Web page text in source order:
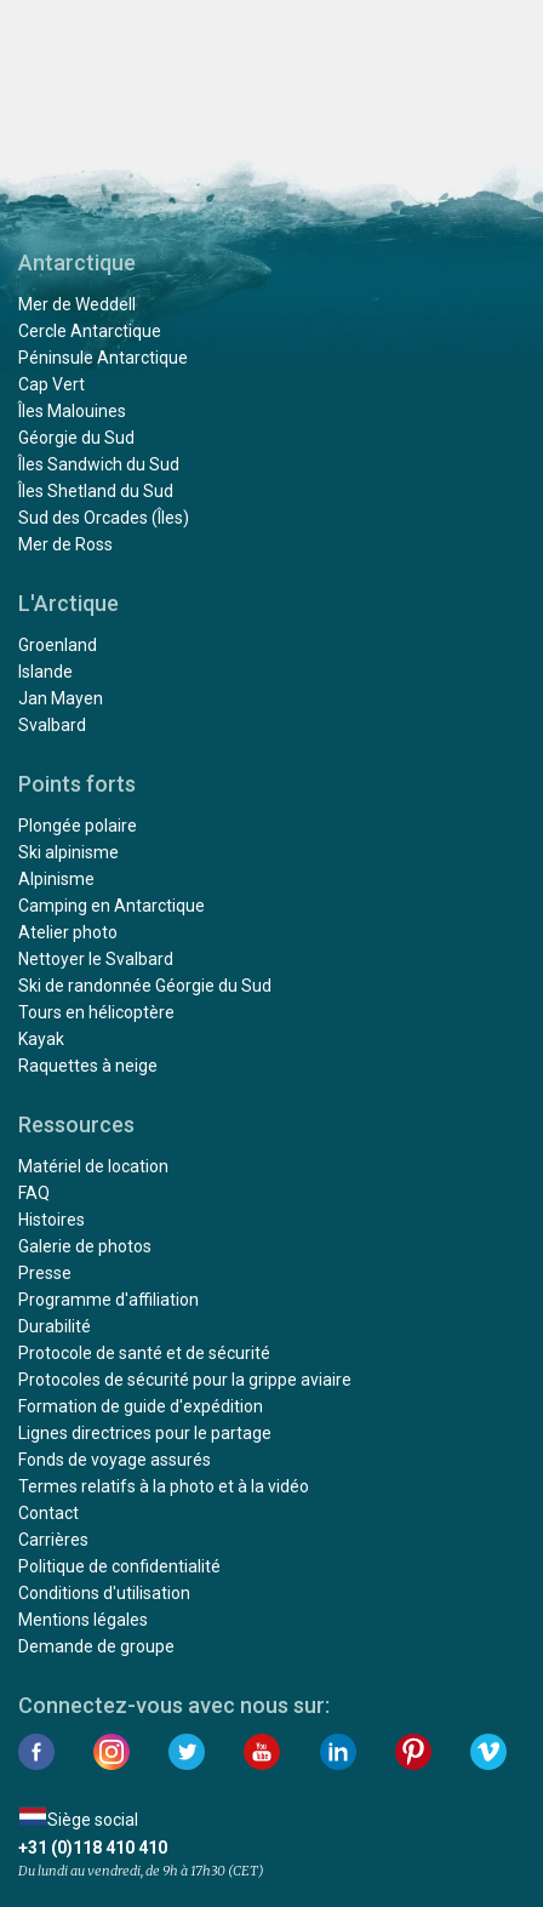
Antarctique
Mer de Weddell
Cercle Antarctique
Péninsule Antarctique
Cap Vert
Îles Malouines
Géorgie du Sud
Îles Sandwich du Sud
Îles Shetland du Sud
Sud des Orcades (Îles)
Mer de Ross
L'Arctique
Groenland
Islande
Jan Mayen
Svalbard
Points forts
Plongée polaire
Ski alpinisme
Alpinisme
Camping en Antarctique
Atelier photo
Nettoyer le Svalbard
Ski de randonnée Géorgie du Sud
Tours en hélicoptère
Kayak
Raquettes à neige
Ressources
Matériel de location
FAQ
Histoires
Galerie de photos
Presse
Programme d'affiliation
Durabilité
Protocole de santé et de sécurité
Protocoles de sécurité pour la grippe aviaire
Formation de guide d'expédition
Lignes directrices pour le partage
Fonds de voyage assurés
Termes relatifs à la photo et à la vidéo
Contact
Carrières
Politique de confidentialité
Conditions d'utilisation
Mentions légales
Demande de groupe
Connectez-vous avec nous sur:
Siège social
+31 (0)118 410 410
Du lundi au vendredi, de 9h à 17h30 (CET)